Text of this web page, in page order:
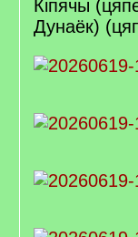
Кіпячы
Дунаёк)